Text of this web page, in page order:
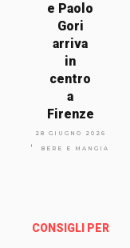
e Paolo
Gori
arriva
in
centro
a
Firenze
28 GIUGNO 2026
BERE E MANGIARE
CONSIGLI PER
Via
Arno
nze